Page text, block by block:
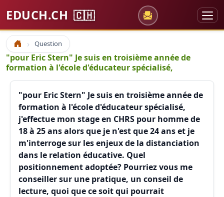
EDUCH.CH 🇨🇭
Accueil Question
"pour Eric Stern" Je suis en troisième année de
formation à l'école d'éducateur spécialisé,
"pour Eric Stern" Je suis en troisième année de
formation à l'école d'éducateur spécialisé,
j'effectue mon stage en CHRS pour homme de
18 à 25 ans alors que je n'est que 24 ans et je
m'interroge sur les enjeux de la distanciation
dans le relation éducative. Quel
positionnement adoptée? Pourriez vous me
conseiller sur une pratique, un conseil de
lecture, quoi que ce soit qui pourrait